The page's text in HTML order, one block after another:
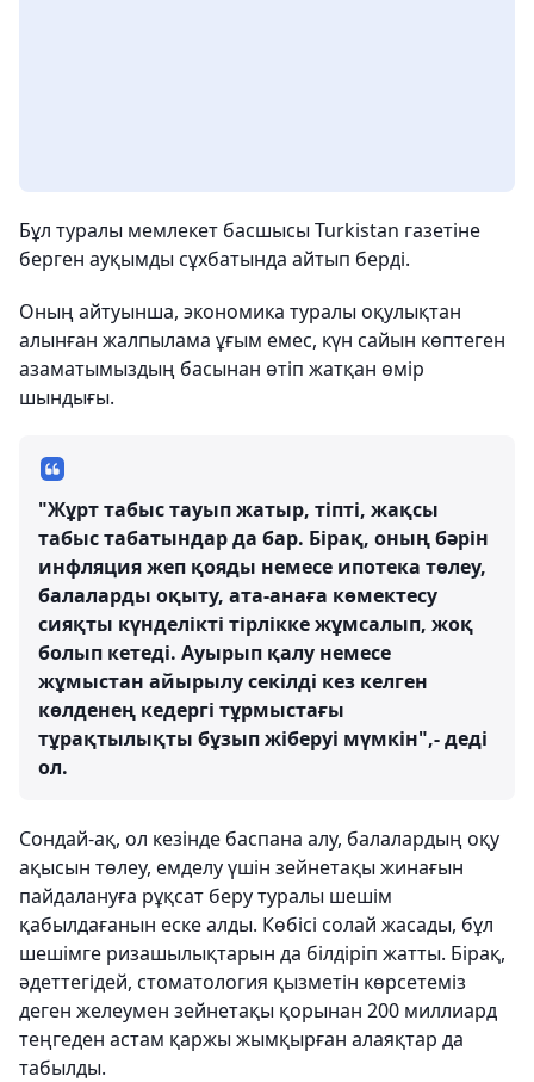
Бұл туралы мемлекет басшысы Turkistan газетіне
берген ауқымды сұхбатында айтып берді.
Оның айтуынша, экономика туралы оқулықтан
алынған жалпылама ұғым емес, күн сайын көптеген
азаматымыздың басынан өтіп жатқан өмір
шындығы.
"Жұрт табыс тауып жатыр, тіпті, жақсы
табыс табатындар да бар. Бірақ, оның бәрін
инфляция жеп қояды немесе ипотека төлеу,
балаларды оқыту, ата-анаға көмектесу
сияқты күнделікті тірлікке жұмсалып, жоқ
болып кетеді. Ауырып қалу немесе
жұмыстан айырылу секілді кез келген
көлденең кедергі тұрмыстағы
тұрақтылықты бұзып жіберуі мүмкін",- деді
ол.
Сондай-ақ, ол кезінде баспана алу, балалардың оқу
ақысын төлеу, емделу үшін зейнетақы жинағын
пайдалануға рұқсат беру туралы шешім
қабылдағанын еске алды. Көбісі солай жасады, бұл
шешімге ризашылықтарын да білдіріп жатты. Бірақ,
әдеттегідей, стоматология қызметін көрсетеміз
деген желеумен зейнетақы қорынан 200 миллиард
теңгеден астам қаржы жымқырған алаяқтар да
табылды.